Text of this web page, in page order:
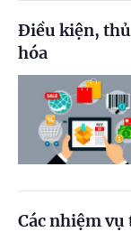
Điều kiện, thủ
hóa
Các nhiệm